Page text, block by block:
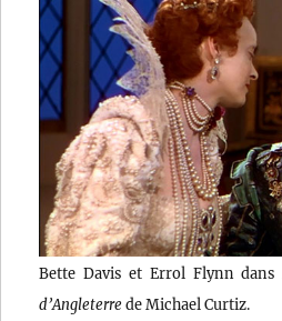
Bette Davis et Errol Flynn dans
d’Angleterrede Michael Curtiz.